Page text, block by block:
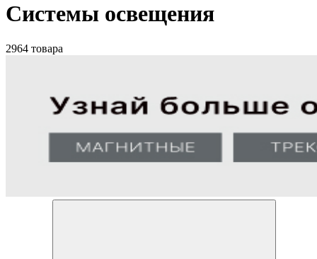
Системы освещения
2964 товара